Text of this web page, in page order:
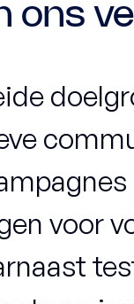
ons
voor